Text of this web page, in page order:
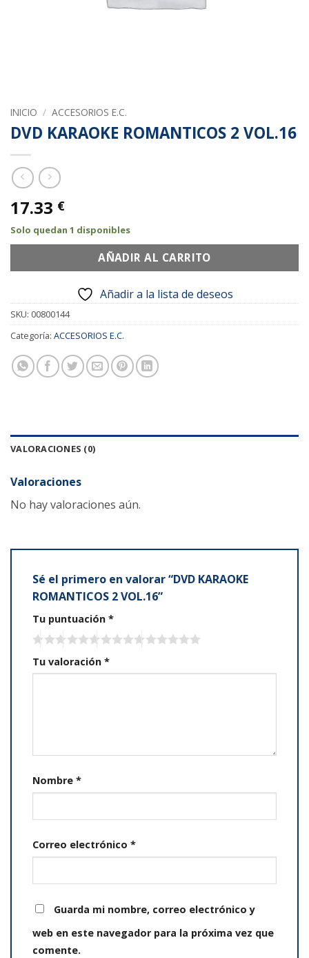
INICIO / ACCESORIOS E.C.
DVD KARAOKE ROMANTICOS 2 VOL.16
17.33 €
Solo quedan 1 disponibles
AÑADIR AL CARRITO
Añadir a la lista de deseos
SKU: 00800144
Categoría: ACCESORIOS E.C.
VALORACIONES (0)
Valoraciones
No hay valoraciones aún.
Sé el primero en valorar “DVD KARAOKE
ROMANTICOS 2 VOL.16”
Tu puntuación *
Tu valoración *
Nombre *
Correo electrónico *
Guarda mi nombre, correo electrónico y
web en este navegador para la próxima vez que
comente.